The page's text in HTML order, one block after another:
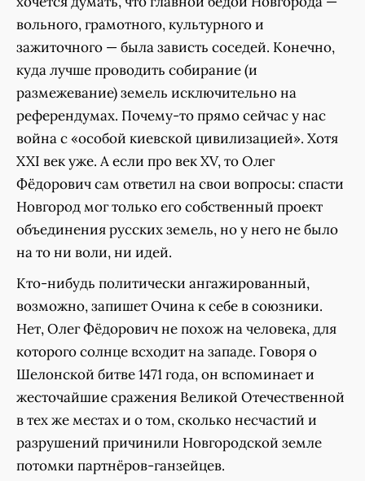
вольного, грамотного, культурного и
зажиточного — была зависть соседей. Конечно,
куда лучше проводить собирание (и
размежевание) земель исключительно на
референдумах. Почему-то прямо сейчас у нас
война с «особой киевской цивилизацией». Хотя
XXI век уже. А если про век XV, то Олег
Фёдорович сам ответил на свои вопросы: спасти
Новгород мог только его собственный проект
объединения русских земель, но у него не было
на то ни воли, ни идей.
Кто-нибудь политически ангажированный,
возможно, запишет Очина к себе в союзники.
Нет, Олег Фёдорович не похож на человека, для
которого солнце всходит на западе. Говоря о
Шелонской битве 1471 года, он вспоминает и
жесточайшие сражения Великой Отечественной
в тех же местах и о том, сколько несчастий и
разрушений причинили Новгородской земле
потомки партнёров-ганзейцев.